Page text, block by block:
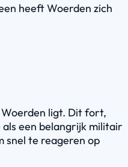
heeft Woerden zich
Woerden ligt. Dit fort,
een belangrijk militair
snel te reageren op